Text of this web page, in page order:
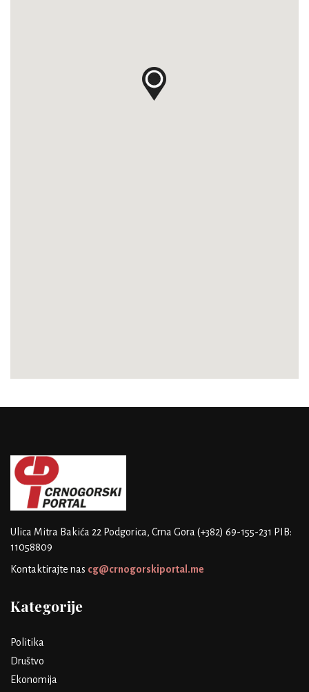
Ulica Mitra Bakića 22 Podgorica, Crna Gora (+382) 69-155-231 PIB:
11058809
Kontaktirajte nas cg@crnogorskiportal.me
Kategorije
Politika
Društvo
Ekonomija